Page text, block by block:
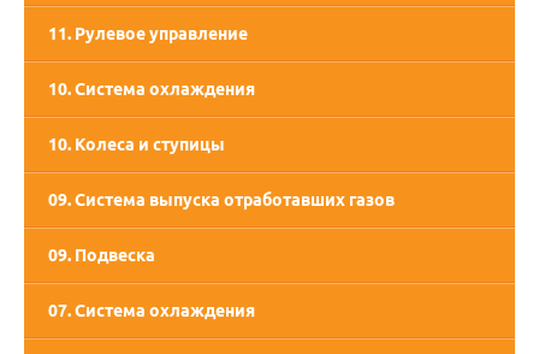
11. Рулевое управление
10. Система охлаждения
10. Колеса и ступицы
09. Система выпуска отработавших газов
09. Подвеска
07. Система охлаждения